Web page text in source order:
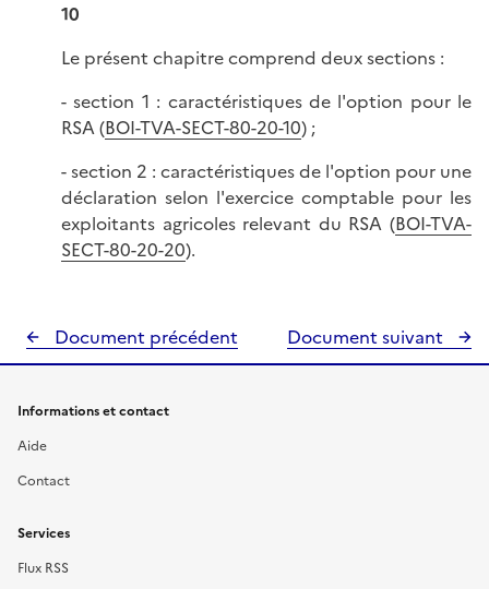
10
Le présent chapitre comprend deux sections :
- section 1 : caractéristiques de l'option pour le
RSA (BOI-TVA-SECT-80-20-10) ;
- section 2 : caractéristiques de l'option pour une
déclaration selon l'exercice comptable pour les
exploitants agricoles relevant du RSA (BOI-TVA-
SECT-80-20-20).
Document précédent Document suivant
Informations et contact
Aide
Contact
Services
Flux RSS